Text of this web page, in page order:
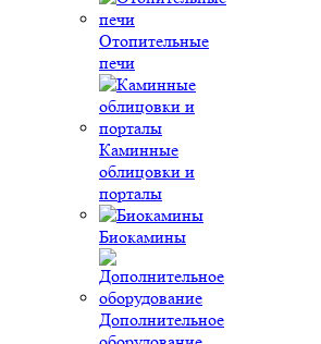
Отопительные
печи
Каминные
облицовки и
порталы
Биокамины
Дополнительное